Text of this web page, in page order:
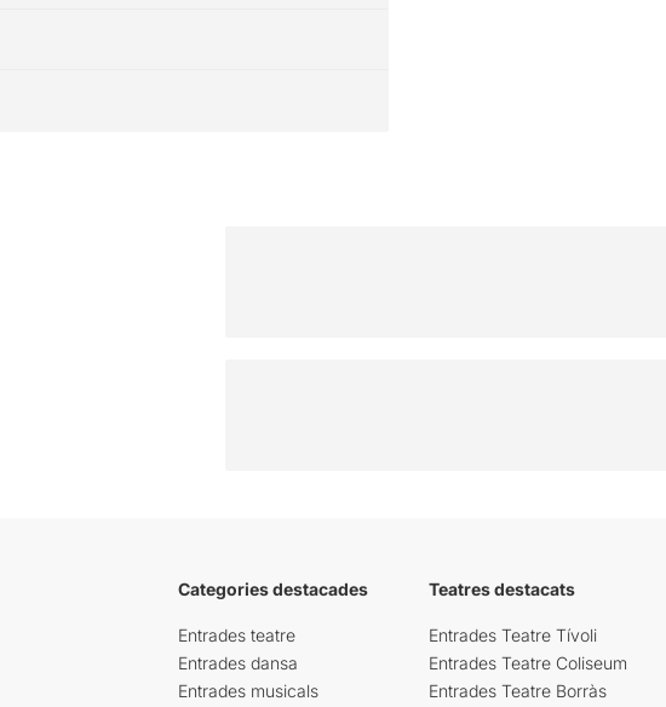
Categories destacades
Entrades teatre
Entrades dansa
Entrades musicals
Teatres destacats
Entrades Teatre Tívoli
Entrades Teatre Coliseum
Entrades Teatre Borràs